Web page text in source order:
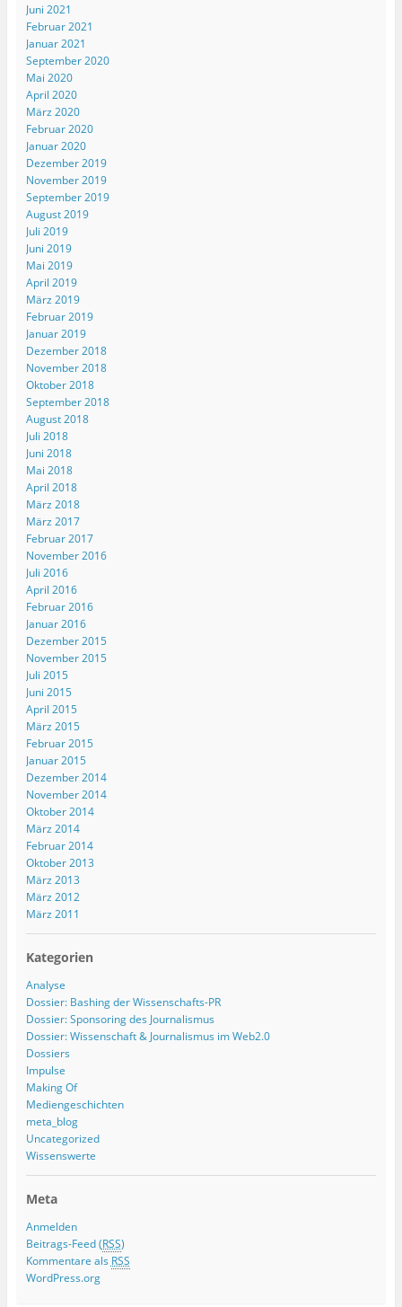
Juni 2021
Februar 2021
Januar 2021
September 2020
Mai 2020
April 2020
März 2020
Februar 2020
Januar 2020
Dezember 2019
November 2019
September 2019
August 2019
Juli 2019
Juni 2019
Mai 2019
April 2019
März 2019
Februar 2019
Januar 2019
Dezember 2018
November 2018
Oktober 2018
September 2018
August 2018
Juli 2018
Juni 2018
Mai 2018
April 2018
März 2018
März 2017
Februar 2017
November 2016
Juli 2016
April 2016
Februar 2016
Januar 2016
Dezember 2015
November 2015
Juli 2015
Juni 2015
April 2015
März 2015
Februar 2015
Januar 2015
Dezember 2014
November 2014
Oktober 2014
März 2014
Februar 2014
Oktober 2013
März 2013
März 2012
März 2011
Kategorien
Analyse
Dossier: Bashing der Wissenschafts-PR
Dossier: Sponsoring des Journalismus
Dossier: Wissenschaft & Journalismus im Web2.0
Dossiers
Impulse
Making Of
Mediengeschichten
meta_blog
Uncategorized
Wissenswerte
Meta
Anmelden
Beitrags-Feed (RSS)
Kommentare als RSS
WordPress.org